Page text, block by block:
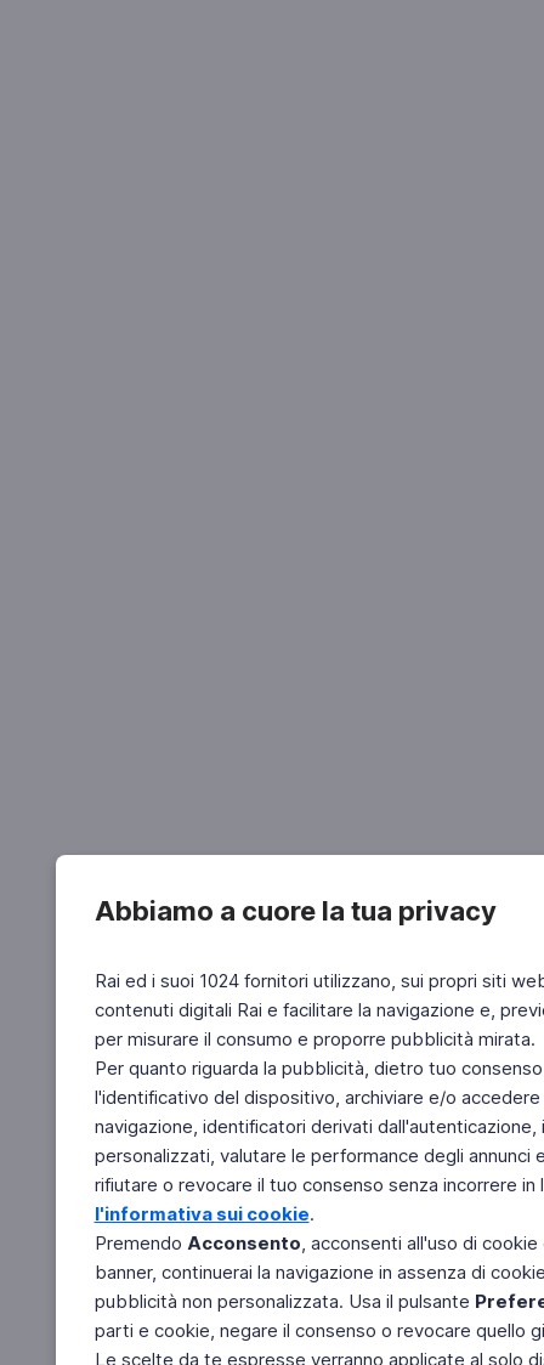
Abbiamo a cuore la tua privacy
Rai ed i suoi 1024 fornitori utilizzano, sui propri siti
contenuti digitali Rai e facilitare la navigazione e,
per misurare il consumo e proporre pubblicità mirata.
Per quanto riguarda la pubblicità, dietro tuo
l'identificativo del dispositivo, archiviare e/o
navigazione, identificatori derivati
personalizzati, valutare le performance degli
rifiutare o revocare il tuo consenso senza incorrere
l'informativa sui cookie.
Premendo Acconsento, acconsenti all'uso di
banner, continuerai la navigazione in assenza di
pubblicità non personalizzata. Usa il pulsante
parti e cookie, negare il consenso o revocare quello
Le scelte da te espresse verranno applicate al solo